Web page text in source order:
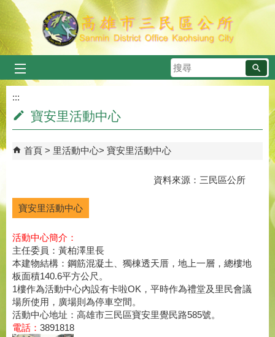
跳到主要內容區塊
搜
尋
:::
寶安里活動中心
首頁 里活動中心 寶安里活動中心
資料來源：三民區公所
寶安里活動中心
活動中心簡介：
主任委員：黃柏澤里長
本建物結構：鋼筋混凝土、獨棟透天厝，地上一層，總樓地
板面積140.6平方公尺。
1樓作為活動中心內設有卡啦OK，平時作為禮堂及里民會議
場所使用，廣場則為停車空間。
活動中心地址：高雄市三民區寶安里覺民路585號。
電話： 3891818